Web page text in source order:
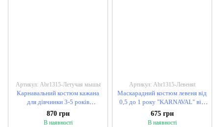
Артикул: Abr1315-Летучая мышьt
Карнавальний костюм кажана
для дівчинки 3-5 років
"KARNAVAL" від прямого
постачальника
870 грн
В наявності
Артикул: Abr1315-Левеняt
Маскарадний костюм левеня від
0,5 до 1 року "KARNAVAL" від
прямого постачальника
675 грн
В наявності